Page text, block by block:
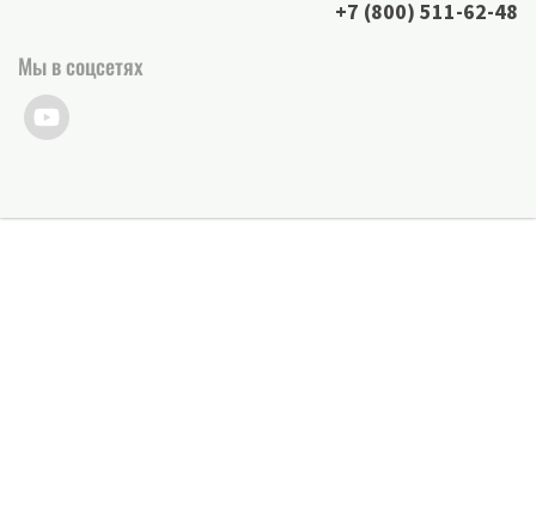
+7 (800) 511-62-48
Мы в соцсетях